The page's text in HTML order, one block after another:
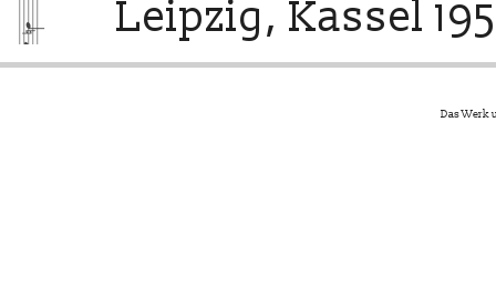
Leipzig, Kassel
Das Werk